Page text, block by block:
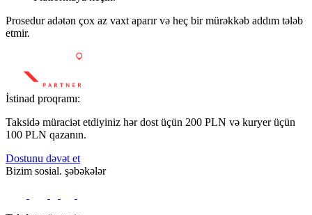
Prosedur adətən çox az vaxt aparır və heç bir mürəkkəb addım tələb
etmir.
İstinad proqramı:
Taksidə müraciət etdiyiniz hər dost üçün 200 PLN və kuryer üçün
100 PLN qazanın.
Dostunu dəvət et
Bizim sosial. şəbəkələr